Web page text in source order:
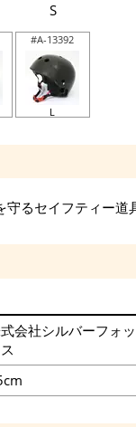
S
#A-13392
L
るセイフティー道
会社シルバーフォッ